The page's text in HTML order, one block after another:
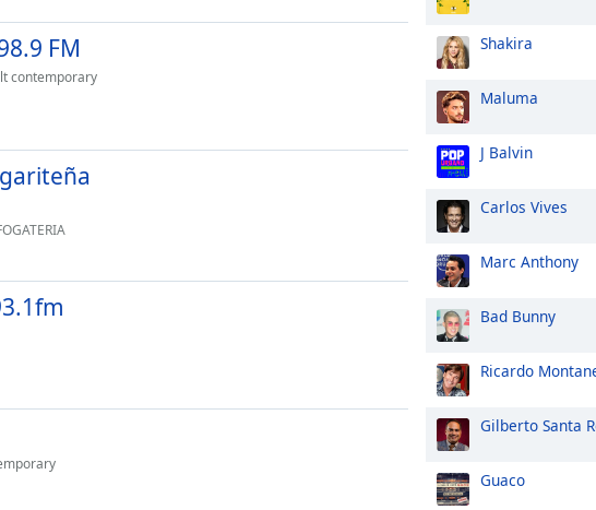
FM
contemporary
Shakira
Maluma
J Balvin
Carlos Vives
Marc Anthony
Bad Bunny
Ricardo
Gilberto Santa
Guaco